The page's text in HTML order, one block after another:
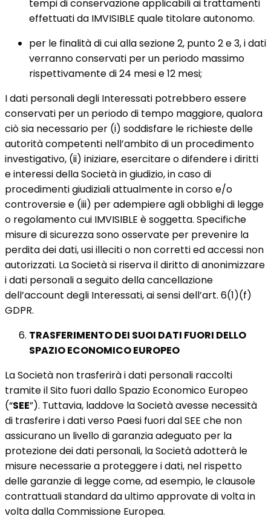
tempi di conservazione applicabili ai trattamenti
effettuati da IMVISIBLE quale titolare autonomo.
per le finalità di cui alla sezione 2, punto 2 e 3, i dati
verranno conservati per un periodo massimo
rispettivamente di 24 mesi e 12 mesi;
I dati personali degli Interessati potrebbero essere
conservati per un periodo di tempo maggiore, qualora
ciò sia necessario per (i) soddisfare le richieste delle
autorità competenti nell’ambito di un procedimento
investigativo, (ii) iniziare, esercitare o difendere i diritti
e interessi della Società in giudizio, in caso di
procedimenti giudiziali attualmente in corso e/o
controversie e (iii) per adempiere agli obblighi di legge
o regolamento cui IMVISIBLE è soggetta. Specifiche
misure di sicurezza sono osservate per prevenire la
perdita dei dati, usi illeciti o non corretti ed accessi non
autorizzati. La Società si riserva il diritto di anonimizzare
i dati personali a seguito della cancellazione
dell’account degli Interessati, ai sensi dell’art. 6(1)(f)
GDPR.
TRASFERIMENTO DEI SUOI DATI FUORI DELLO
SPAZIO ECONOMICO EUROPEO
La Società non trasferirà i dati personali raccolti
tramite il Sito fuori dallo Spazio Economico Europeo
(“SEE”). Tuttavia, laddove la Società avesse necessità
di trasferire i dati verso Paesi fuori dal SEE che non
assicurano un livello di garanzia adeguato per la
protezione dei dati personali, la Società adotterà le
misure necessarie a proteggere i dati, nel rispetto
delle garanzie di legge come, ad esempio, le clausole
contrattuali standard da ultimo approvate di volta in
volta dalla Commissione Europea.